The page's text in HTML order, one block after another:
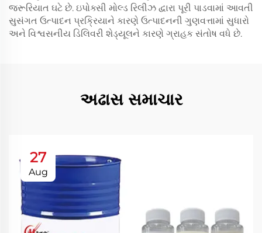
જરૂરિયાત ઘટે છે. ઇપોક્સી મોલ્ડ રિલીઝ દ્વારા પૂરી પાડવામાં આવતી
સુસંગત ઉત્પાદન પ્રક્રિયાને કારણે ઉત્પાદનની ગુણવત્તામાં સુધારો
અને વિશ્વસનીય ડિલિવરી શેડ્યૂલને કારણે ગ્રાહક સંતોષ વધે છે.
અઢાસ સમાચાર
27
Aug